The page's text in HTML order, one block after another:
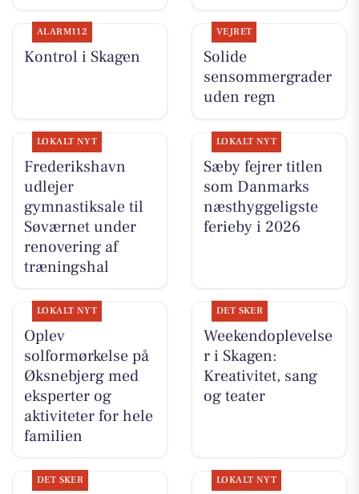
ALARM112
Kontrol i Skagen
VEJRET
Solide
sensommergrader
uden regn
LOKALT NYT
Frederikshavn
udlejer
gymnastiksale til
Søværnet under
renovering af
træningshal
LOKALT NYT
Sæby fejrer titlen
som Danmarks
næsthyggeligste
ferieby i 2026
LOKALT NYT
Oplev
solformørkelse på
Øksnebjerg med
eksperter og
aktiviteter for hele
familien
DET SKER
Weekendoplevelse
r i Skagen:
Kreativitet, sang
og teater
DET SKER LOKALT NYT